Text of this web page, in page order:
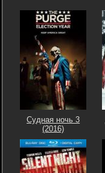
Судная ночь 3
(2016)